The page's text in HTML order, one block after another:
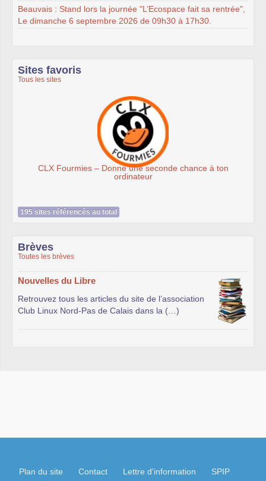
Beauvais : Stand lors la journée "L’Ecospace fait sa rentrée",
Le dimanche 6 septembre 2026 de 09h30 à 17h30.
Sites favoris
Tous les sites
– Donne une seconde chance à ton
195 sites référencés au total
Brèves
Toutes les brèves
Nouvelles du Libre
Retrouvez tous les articles du site de l’association
Club Linux Nord-Pas de Calais dans la (…)
Plan du site Contact Lettre d'information SPIP